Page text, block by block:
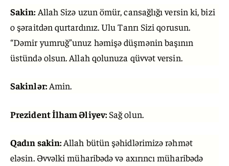
Sakin: Allah Sizə uzun ömür, cansağlığı versin ki, bizi
o şəraitdən qurtardınız. Ulu Tanrı Sizi qorusun.
“Dəmir yumruğ”unuz həmişə düşmənin başının
üstündə olsun. Allah qolunuza qüvvət versin.
Sakinlər:Amin.
Prezident İlham Əliyev:Sağ olun.
Qadın sakin: Allah bütün şəhidlərimizə rəhmət
eləsin. Əvvəlki müharibədə və axırıncı müharibədə